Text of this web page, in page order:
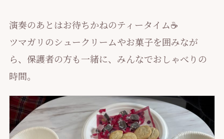
演奏のあとはお待ちかねのティータイム☕️
ツマガリのシュークリームやお菓子を囲みなが
ら、保護者の方も一緒に、みんなでおしゃべりの
時間。